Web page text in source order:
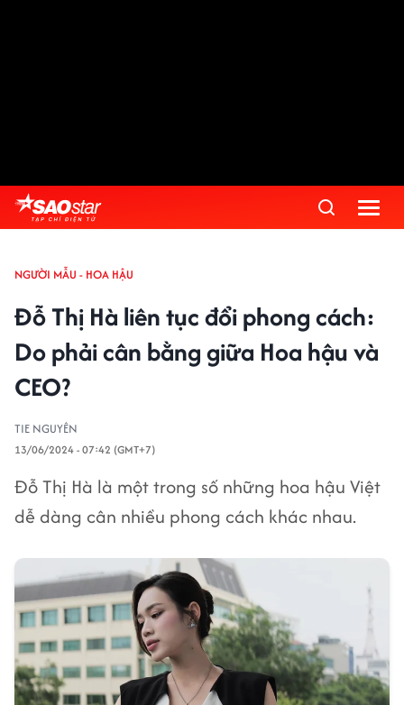
NGƯỜI MẪU - HOA HẬU
Đỗ Thị Hà liên tục đổi phong cách:
Do phải cân bằng giữa Hoa hậu và
CEO?
TIE NGUYÊN
13/06/2024 - 07:42 (GMT+7)
Đỗ Thị Hà là một trong số những hoa hậu Việt
dễ dàng cân nhiều phong cách khác nhau.